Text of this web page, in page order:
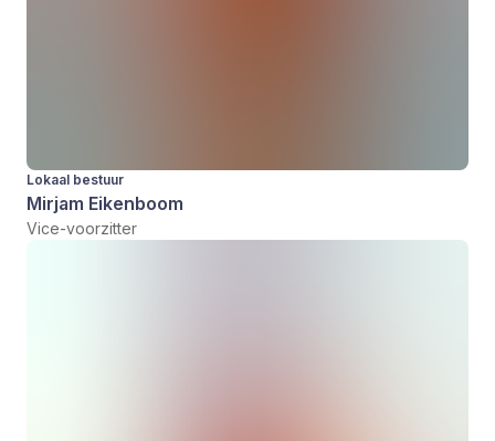
Lokaal bestuur
Mirjam Eikenboom
Vice-voorzitter